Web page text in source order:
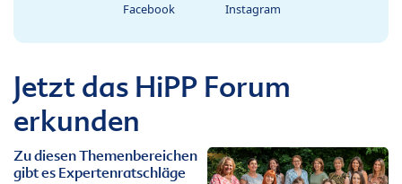
Facebook Instagram
Jetzt das HiPP Forum
erkunden
Zu diesen Themenbereichen
gibt es Expertenratschläge